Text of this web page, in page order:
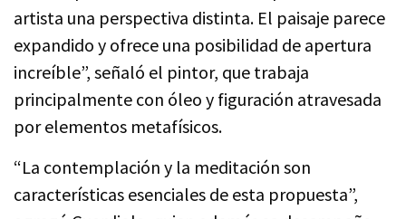
artista una perspectiva distinta. El paisaje parece
expandido y ofrece una posibilidad de apertura
increíble”, señaló el pintor, que trabaja
principalmente con óleo y figuración atravesada
por elementos metafísicos.
“La contemplación y la meditación son
características esenciales de esta propuesta”,